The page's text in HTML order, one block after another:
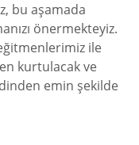
bu aşamada
önermekteyiz.
ile
kurtulacak ve
emin şekilde